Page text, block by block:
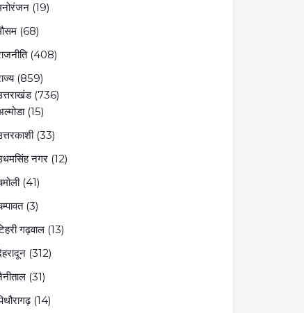
(19)
(68)
(408)
(859)
(736)
(15)
(33)
नगर (12)
(41)
(3)
गढ़वाल (13)
(312)
(31)
(14)